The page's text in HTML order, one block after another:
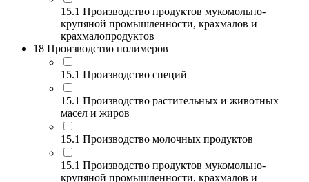
15.1 Производство продуктов мукомольно-
крупяной промышленности, крахмалов и
крахмалопродуктов
18 Производство полимеров
15.1 Производство специй
15.1 Производство растительных и животных
масел и жиров
15.1 Производство молочных продуктов
15.1 Производство продуктов мукомольно-
крупяной промышленности, крахмалов и